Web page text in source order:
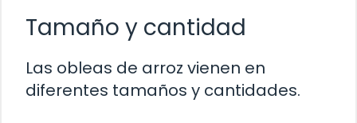
Tamaño y cantidad
Las obleas de arroz vienen en
diferentes tamaños y cantidades.